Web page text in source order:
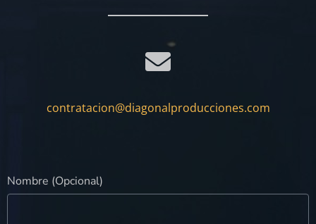
contratacion@diagonalproducciones.com
Nombre (Opcional)